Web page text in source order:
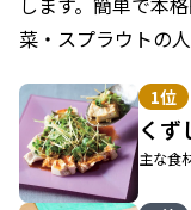
菜・スプラウトの
1位
くず
主な食